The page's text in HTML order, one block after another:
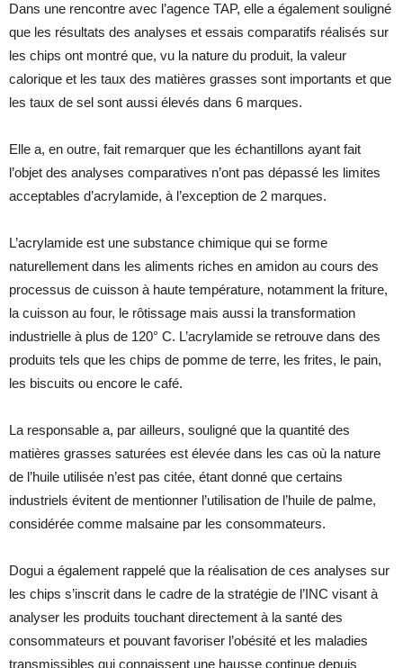
Dans une rencontre avec l’agence TAP, elle a également souligné
que les résultats des analyses et essais comparatifs réalisés sur
les chips ont montré que, vu la nature du produit, la valeur
calorique et les taux des matières grasses sont importants et que
les taux de sel sont aussi élevés dans 6 marques.
Elle a, en outre, fait remarquer que les échantillons ayant fait
l’objet des analyses comparatives n’ont pas dépassé les limites
acceptables d’acrylamide, à l’exception de 2 marques.
L’acrylamide est une substance chimique qui se forme
naturellement dans les aliments riches en amidon au cours des
processus de cuisson à haute température, notamment la friture,
la cuisson au four, le rôtissage mais aussi la transformation
industrielle à plus de 120° C. L’acrylamide se retrouve dans des
produits tels que les chips de pomme de terre, les frites, le pain,
les biscuits ou encore le café.
La responsable a, par ailleurs, souligné que la quantité des
matières grasses saturées est élevée dans les cas où la nature
de l’huile utilisée n’est pas citée, étant donné que certains
industriels évitent de mentionner l’utilisation de l’huile de palme,
considérée comme malsaine par les consommateurs.
Dogui a également rappelé que la réalisation de ces analyses sur
les chips s’inscrit dans le cadre de la stratégie de l’INC visant à
analyser les produits touchant directement à la santé des
consommateurs et pouvant favoriser l’obésité et les maladies
transmissibles qui connaissent une hausse continue depuis